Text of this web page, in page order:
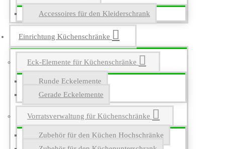
Accessoires für den Kleiderschrank
Einrichtung Küchenschränke
Eck-Elemente für Küchenschränke
Runde Eckelemente
Gerade Eckelemente
Vorratsverwaltung für Küchenschränke
Zubehör für den Küchen Hochschränke